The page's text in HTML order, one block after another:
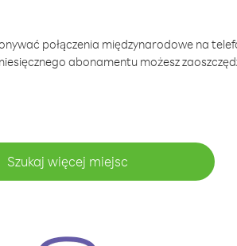
połączenia międzynarodowe na
abonamentu możesz
Szukaj więcej miejsc